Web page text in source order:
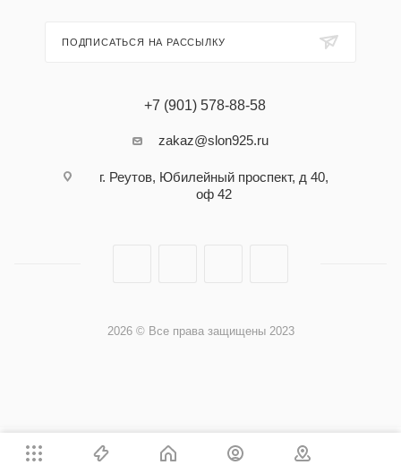
ПОДПИСАТЬСЯ НА РАССЫЛКУ
+7 (901) 578-88-58
zakaz@slon925.ru
г. Реутов, Юбилейный проспект, д 40,
оф 42
2026 © Все права защищены 2023